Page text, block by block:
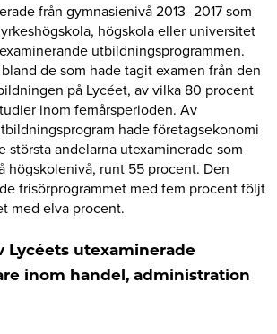
från gymnasienivå 2013–2017 som
högskola eller universitet
utbildningsprogrammen.
de som hade tagit examen från den
på Lycéet, av vilka 80 procent
inom femårsperioden. Av
hade företagsekonomi
största andelarna utexaminerade som
högskolenivå, runt 55 procent. Den
frisörprogrammet med fem procent följt
med elva procent.
Lycéets utexaminerade
inom handel, administration